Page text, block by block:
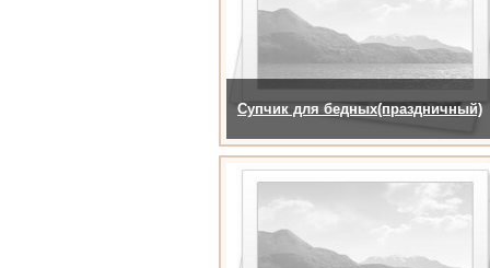
Супчик для бедных(праздничный)